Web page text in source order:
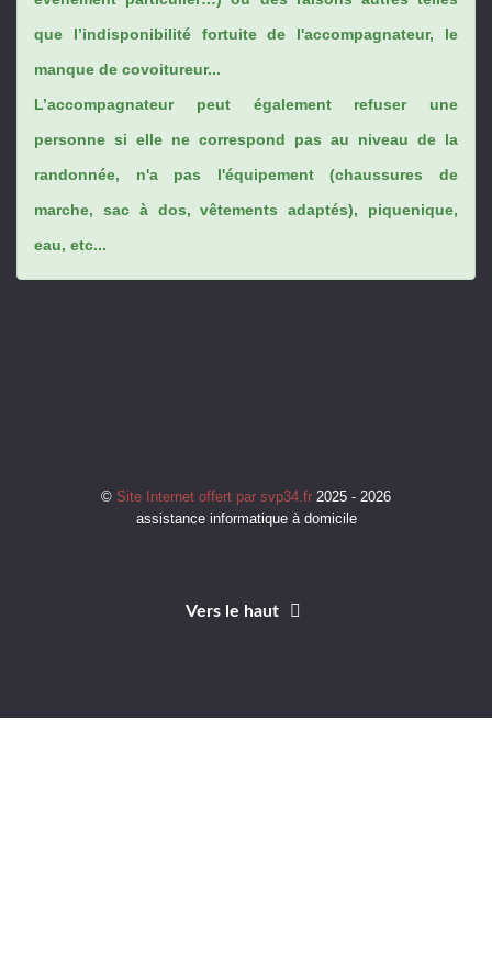
que l’indisponibilité fortuite de l'accompagnateur, le
manque de covoitureur...
L’accompagnateur peut également refuser une
personne si elle ne correspond pas au niveau de la
randonnée, n'a pas l'équipement (chaussures de
marche, sac à dos, vêtements adaptés), piquenique,
eau, etc...
© Site Internet offert par svp34.fr 2025 - 2026
assistance informatique à domicile
Vers le haut